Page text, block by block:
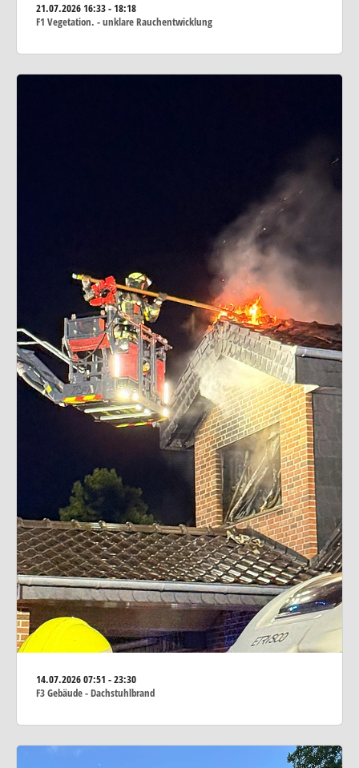
21.07.202616:33 - 18:18
F1 Vegetation. - unklare Rauchentwicklung
14.07.202607:51 - 23:30
F3 Gebäude - Dachstuhlbrand